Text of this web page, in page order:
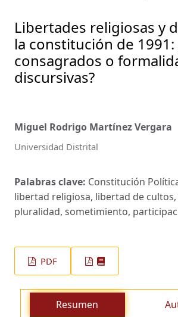
Libertades religiosas y
la constitución de 1991:
consagrados o
discursivas?
Miguel Rodrigo Martínez Vergara
Universidad Distrital
Palabras clave: Constitución
libertad religiosa, libertad de cultos,
pluralidad, sometimiento,
PDF
Resumen